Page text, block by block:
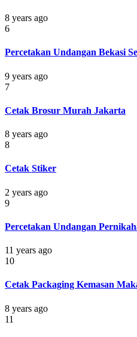
8 years ago
6
Percetakan Undangan Bekasi
9 years ago
7
Cetak Brosur Murah Jakarta
8 years ago
8
Cetak Stiker
2 years ago
9
Percetakan Undangan
11 years ago
10
Cetak Packaging Kemasan
8 years ago
11